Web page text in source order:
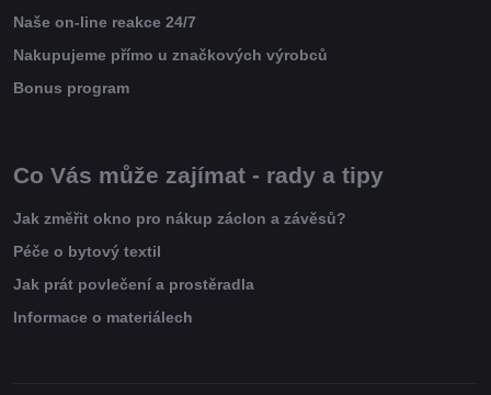
Naše on-line reakce 24/7
Nakupujeme přímo u značkových výrobců
Bonus program
Co Vás může zajímat - rady a tipy
Jak změřit okno pro nákup záclon a závěsů?
Péče o bytový textil
Jak prát povlečení a prostěradla
Informace o materiálech